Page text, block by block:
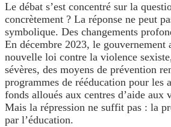
Le débat s’est concentré sur la
concrètement ? La réponse ne peut
symbolique. Des changements
En décembre 2023, le gouvernement
nouvelle loi contre la violence
sévères, des moyens de prévention
programmes de rééducation pour les
fonds alloués aux centres d’aide aux
Mais la répression ne suffit pas : la
par l’éducation.